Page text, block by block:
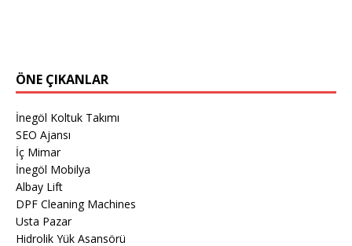
ÖNE ÇIKANLAR
İnegöl Koltuk Takımı
SEO Ajansı
İç Mimar
İnegöl Mobilya
Albay Lift
DPF Cleaning Machines
Usta Pazar
Hidrolik Yük Asansörü